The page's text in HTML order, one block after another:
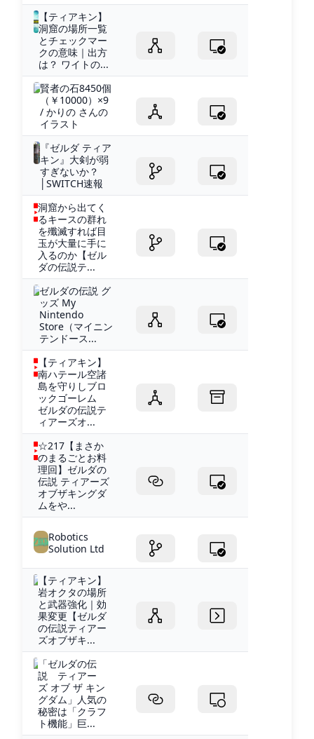
【ティアキン】
洞窟の場所一覧
とチェックマー
クの意味｜出方
は？ ワイトの...
賢者の石8450個
（￥10000）×9
/ かりの さんの
イラスト
『ゼルダ ティア
キン』大剣が弱
すぎないか？
│SWITCH速報
洞窟から出てく
るキースの群れ
を殲滅すれば目
玉が大量に手に
入るのか【ゼル
ダの伝説テ...
ゼルダの伝説 グ
ッズ My
Nintendo
Store（マイニン
テンドース...
【ティアキン】
南ハテール空諸
島を守りしブロ
ックゴーレム
ゼルダの伝説テ
ィアーズオ...
☆217【まさか
のまるごとお料
理回】ゼルダの
伝説 ティアーズ
オブザキングダ
ムをや...
Robotics
Solution Ltd
【ティアキン】
岩オクタの場所
と武器強化｜効
果変更【ゼルダ
の伝説ティアー
ズオブザキ...
「ゼルダの伝
説 ティアー
ズ オブ ザ キン
グダム」人気の
秘密は「クラフ
ト機能」巨...